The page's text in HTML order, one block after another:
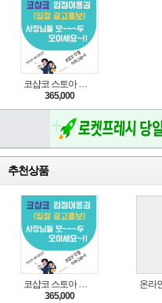
코샵코 스토아 입점 1년 이용권
365,000
추천상품
코샵코 스토아 입점 1년 이용권
365,000